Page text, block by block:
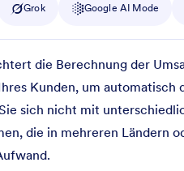
Grok Google AI Mode
die Berechnung der
Kunden, um
sich nicht mit
die in mehreren Ländern